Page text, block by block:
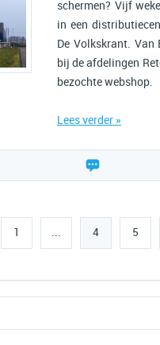
schermen? Vijf
in een
De Volkskrant. Van
bij de afdelingen
bezochte webshop.
Lees verder »
1 ... 4 5